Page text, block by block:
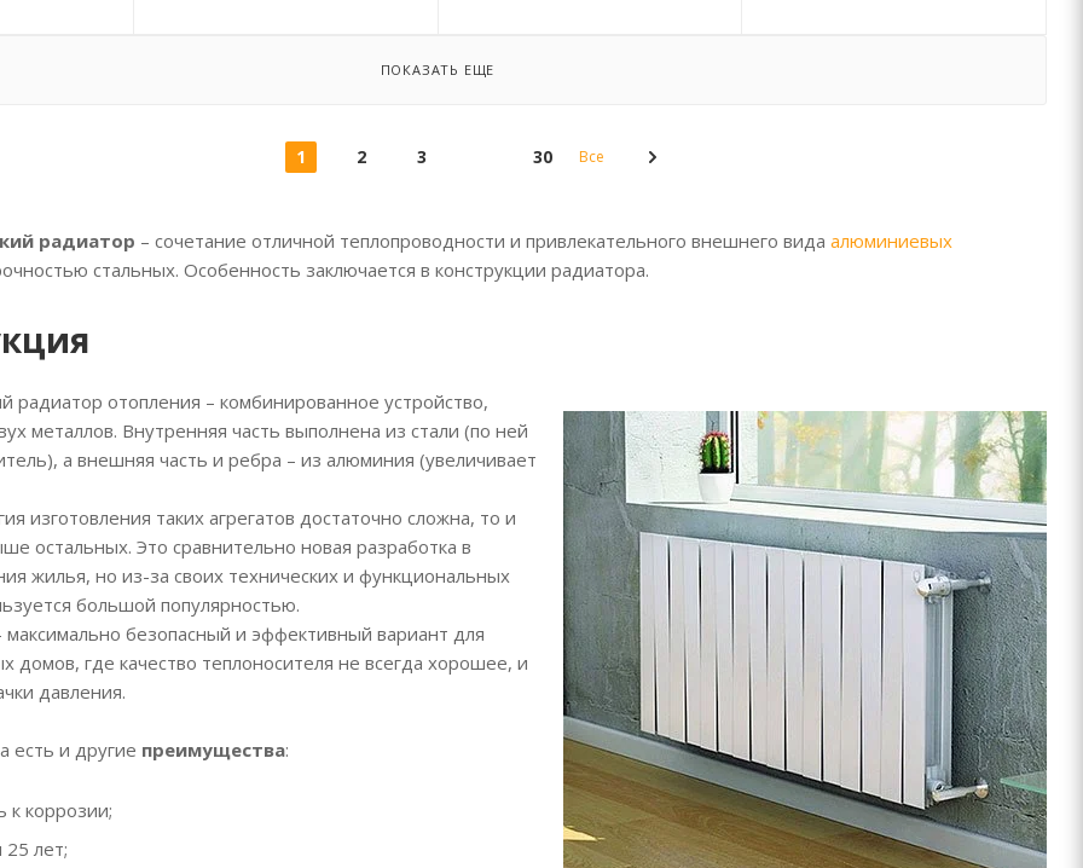
ПОКАЗАТЬ ЕЩЕ
1 2 3 30 Все
радиатор – сочетание отличной теплопроводности и привлекательного внешнего вида алюминиевых
стальных. Особенность заключается в конструкции радиатора.
радиатор отопления – комбинированное устройство,
металлов. Внутренняя часть выполнена из стали (по ней
а внешняя часть и ребра – из алюминия (увеличивает
изготовления таких агрегатов достаточно сложна, то и
остальных. Это сравнительно новая разработка в
жилья, но из-за своих технических и функциональных
большой популярностью.
максимально безопасный и эффективный вариант для
домов, где качество теплоносителя не всегда хорошее, и
давления.
есть и другие преимущества:
к коррозии;
лет;